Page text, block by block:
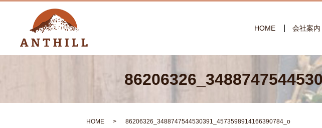
HOME 会社案内
HOME 86206326_3488747544530391_4573598914166390784_o